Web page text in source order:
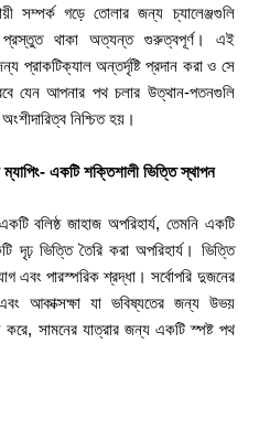
সম্পর্ক গড়ে তোলার জন্য চ্যালেঞ্জগুলি
থাকা অত্যন্ত গুরুত্বপূর্ণ। এই
প্রাকটিক্যাল অন্তর্দৃষ্টি প্রদান করা ও সে
যেন আপনার পথ চলার উত্থান-পতনগুলি
নিশ্চিত হয়।
একটি শক্তিশালী ভিত্তি স্থাপন
বলিষ্ঠ জাহাজ অপরিহার্য, তেমনি একটি
দৃঢ় ভিত্তি তৈরি করা অপরিহার্য। ভিত্তি
এবং পারস্পরিক শ্রদ্ধা। সর্বোপরি দুজনের
আকাক্সক্ষা যা ভবিষ্যতের জন্য উভয়
করে, সামনের যাত্রার জন্য একটি স্পষ্ট পথ